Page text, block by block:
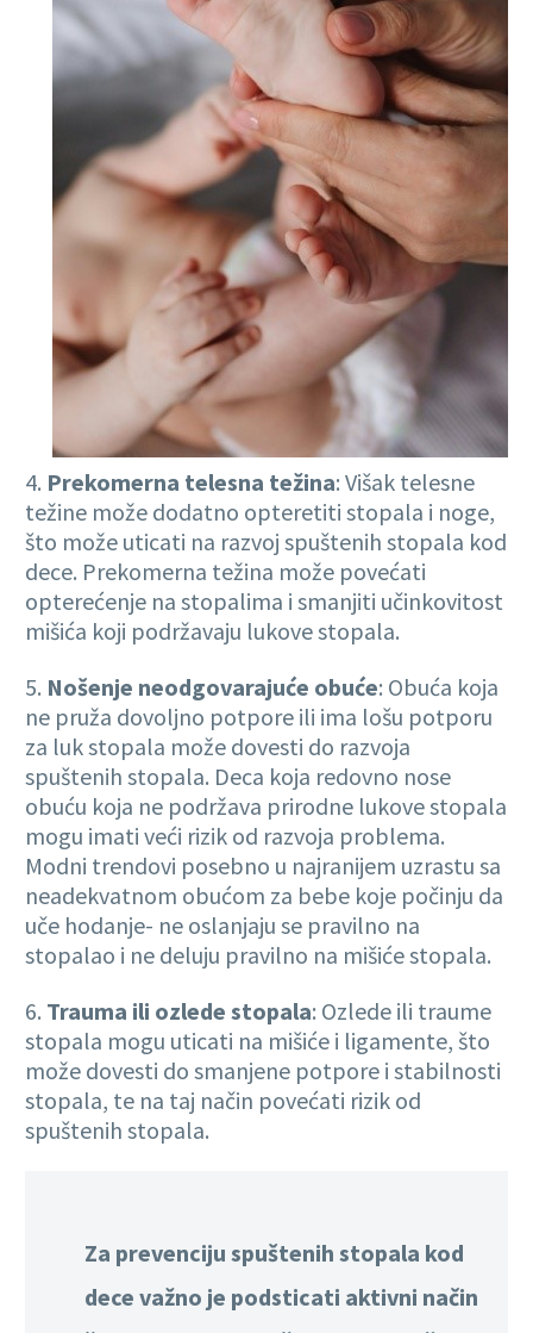
4. Prekomerna telesna težina: Višak telesne
težine može dodatno opteretiti stopala i noge,
što može uticati na razvoj spuštenih stopala kod
dece. Prekomerna težina može povećati
opterećenje na stopalima i smanjiti učinkovitost
mišića koji podržavaju lukove stopala.
5. Nošenje neodgovarajuće obuće: Obuća koja
ne pruža dovoljno potpore ili ima lošu potporu
za luk stopala može dovesti do razvoja
spuštenih stopala. Deca koja redovno nose
obuću koja ne podržava prirodne lukove stopala
mogu imati veći rizik od razvoja problema.
Modni trendovi posebno u najranijem uzrastu sa
neadekvatnom obućom za bebe koje počinju da
uče hodanje- ne oslanjaju se pravilno na
stopalao i ne deluju pravilno na mišiće stopala.
6. Trauma ili ozlede stopala: Ozlede ili traume
stopala mogu uticati na mišiće i ligamente, što
može dovesti do smanjene potpore i stabilnosti
stopala, te na taj način povećati rizik od
spuštenih stopala.
Za prevenciju spuštenih stopala kod
dece važno je podsticati aktivni način